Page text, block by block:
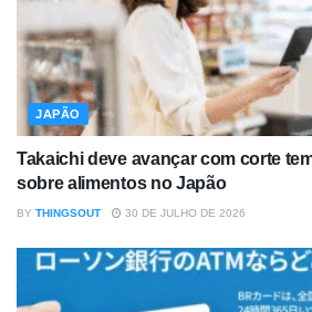
JAPÃO
Takaichi deve avançar com corte
sobre alimentos no Japão
BY THINGSOUT 30 DE JULHO DE 2026